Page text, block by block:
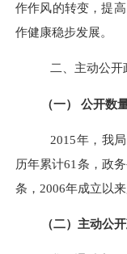
作作风的转变，提
作健康稳步发展。
二、主动公
（一） 公开数
2015年，我
历年累计61条，政
条，2006年成立以来
（二）主动公